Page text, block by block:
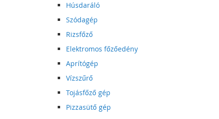
Húsdaráló
Szódagép
Rizsfőző
Elektromos főzőedény
Aprítógép
Vízszűrő
Tojásfőző gép
Pizzasütő gép